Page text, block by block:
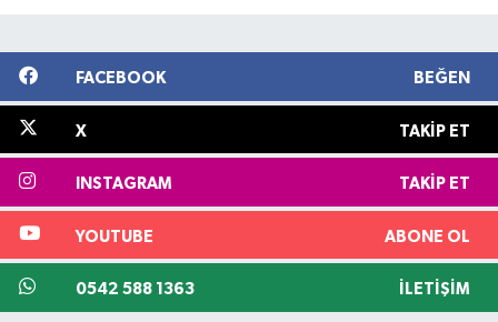
FACEBOOK BEĞEN
X TAKIP ET
INSTAGRAM TAKIP ET
YOUTUBE ABONE OL
0542 588 1363 İLETIŞIM